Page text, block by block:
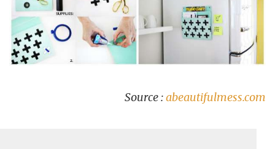
Source :abeautifulmess.com